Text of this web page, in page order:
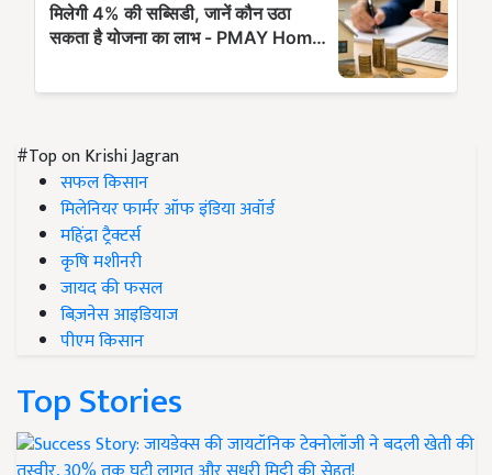
#Top on Krishi Jagran
सफल किसान
मिलेनियर फार्मर ऑफ इंडिया अवॉर्ड
महिंद्रा ट्रैक्टर्स
कृषि मशीनरी
जायद की फसल
बिज़नेस आइडियाज
पीएम किसान
Top Stories